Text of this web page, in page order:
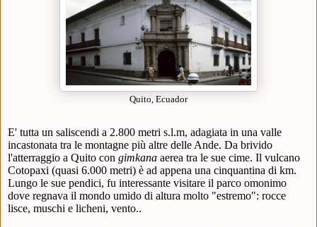
Quito, Ecuador
E' tutta un saliscendi a 2.800 metri s.l.m, adagiata in una valle
incastonata tra le montagne più altre delle Ande. Da brivido
l'atterraggio a Quito con gimkana aerea tra le sue cime. Il vulcano
Cotopaxi (quasi 6.000 metri) è ad appena una cinquantina di km.
Lungo le sue pendici, fu interessante visitare il parco omonimo
dove regnava il mondo umido di altura molto "estremo": rocce
lisce, muschi e licheni, vento..